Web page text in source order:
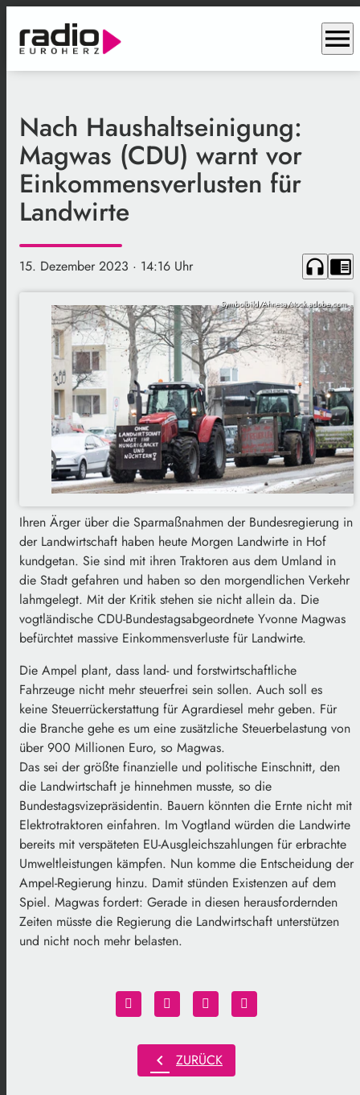
menu
Nach Haushaltseinigung:
Magwas (CDU) warnt vor
Einkommensverlusten für
Landwirte
15. Dezember 2023 · 14:16 Uhr headphones chrome_reader_mode
Symbolbild/Ahnesa/stock.adobe.com
Ihren Ärger über die Sparmaßnahmen der Bundesregierung in
der Landwirtschaft haben heute Morgen Landwirte in Hof
kundgetan. Sie sind mit ihren Traktoren aus dem Umland in
die Stadt gefahren und haben so den morgendlichen Verkehr
lahmgelegt. Mit der Kritik stehen sie nicht allein da. Die
vogtländische CDU-Bundestagsabgeordnete Yvonne Magwas
befürchtet massive Einkommensverluste für Landwirte.
Die Ampel plant, dass land- und forstwirtschaftliche
Fahrzeuge nicht mehr steuerfrei sein sollen. Auch soll es
keine Steuerrückerstattung für Agrardiesel mehr geben. Für
die Branche gehe es um eine zusätzliche Steuerbelastung von
über 900 Millionen Euro, so Magwas.
Das sei der größte finanzielle und politische Einschnitt, den
die Landwirtschaft je hinnehmen musste, so die
Bundestagsvizepräsidentin. Bauern könnten die Ernte nicht mit
Elektrotraktoren einfahren. Im Vogtland würden die Landwirte
bereits mit verspäteten EU-Ausgleichszahlungen für erbrachte
Umweltleistungen kämpfen. Nun komme die Entscheidung der
Ampel-Regierung hinzu. Damit stünden Existenzen auf dem
Spiel. Magwas fordert: Gerade in diesen herausfordernden
Zeiten müsste die Regierung die Landwirtschaft unterstützen
und nicht noch mehr belasten.
chevron_left ZURÜCK